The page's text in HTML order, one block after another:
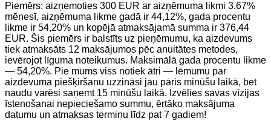
Piemērs: aizņemoties 300 EUR ar aizņēmuma likmi 3,67%
mēnesī, aizņēmuma likme gadā ir 44,12%, gada procentu
likme ir 54,20% un kopējā atmaksājamā summa ir 376,44
EUR. Šis piemērs ir balstīts uz pieņēmumu, ka aizdevums
tiek atmaksāts 12 maksājumos pēc anuitātes metodes,
ievērojot līguma noteikumus. Maksimālā gada procentu likme
— 54,20%. Pie mums viss notiek ātri — lēmumu par
aizdevuma piešķiršanu uzzināsi jau pāris minūšu laikā, bet
naudu varēsi saņemt 15 minūšu laikā. Izvēlies savas vīzijas
īstenošanai nepieciešamo summu, ērtāko maksājuma
datumu un atmaksas termiņu līdz pat 7 gadiem!